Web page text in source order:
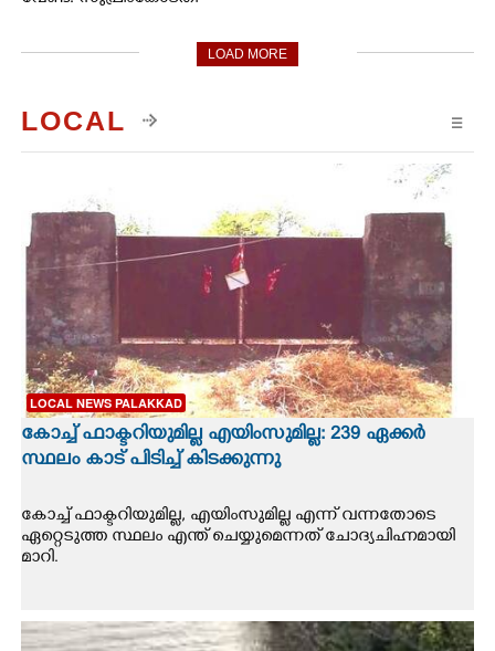
LOAD MORE
LOCAL ☰
LOCAL NEWS PALAKKAD
കോച്ച് ഫാക്ടറിയുമില്ല എയിംസുമില്ല: 239 ഏക്കർ
സ്ഥലം കാട് പിടിച്ച് കിടക്കുന്നു
കോച്ച് ഫാക്ടറിയുമില്ല, എയിംസുമില്ല എന്ന് വന്നതോടെ
ഏറ്റെടുത്ത സ്ഥലം എന്ത് ചെയ്യുമെന്നത് ചോദ്യചിഹ്നമായി
മാറി.